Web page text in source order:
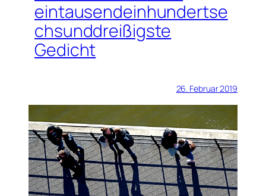
eintausendeinhundertse
chsunddreißigste
Gedicht
26. Februar 2019